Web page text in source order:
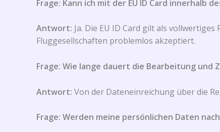
Frage: Kann ich mit der EU ID Card innerhalb
Antwort: Ja. Die EU ID Card gilt als
Fluggesellschaften problemlos akzeptiert.
Frage: Wie lange dauert die Bearbeitung und
Antwort: Von der Dateneinreichung über die
Frage: Werden meine persönlichen Daten